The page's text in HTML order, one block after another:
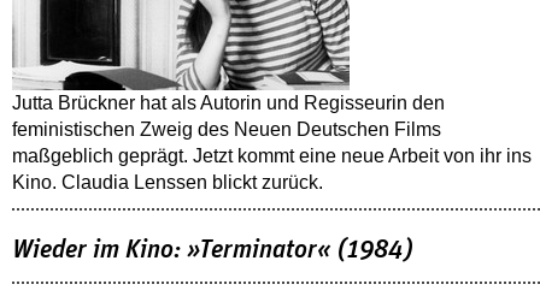
Jutta Brückner hat als Autorin und Regisseurin den
feministischen Zweig des Neuen Deutschen Films
maßgeblich geprägt. Jetzt kommt eine neue Arbeit von ihr ins
Kino. Claudia Lenssen blickt zurück.
Wieder im Kino: »Terminator« (1984)